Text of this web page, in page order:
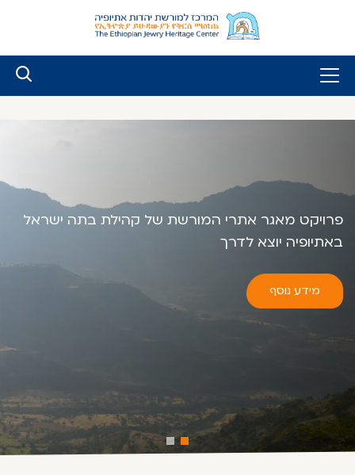
למורשת
יהדות
אתיופיה
פרויקט מאגר אתרי המורשת של קהילת בתה ישראל
באתיופיה יוצא לדרך
מידע נוסף